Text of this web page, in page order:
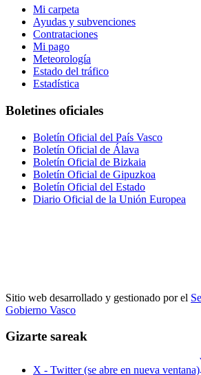
Mi carpeta
Ayudas y subvenciones
Contrataciones
Mi pago
Meteorología
Estado del tráfico
Estadística
Boletines oficiales
Boletín Oficial del País Vasco
Boletín Oficial de Álava
Boletín Oficial de Bizkaia
Boletín Oficial de Gipuzkoa
Boletín Oficial del Estado
Diario Oficial de la Unión Europea
Sitio web desarrollado y gestionado por el
Gobierno Vasco
Gizarte sareak
X - Twitter (se abre en nueva ventana)